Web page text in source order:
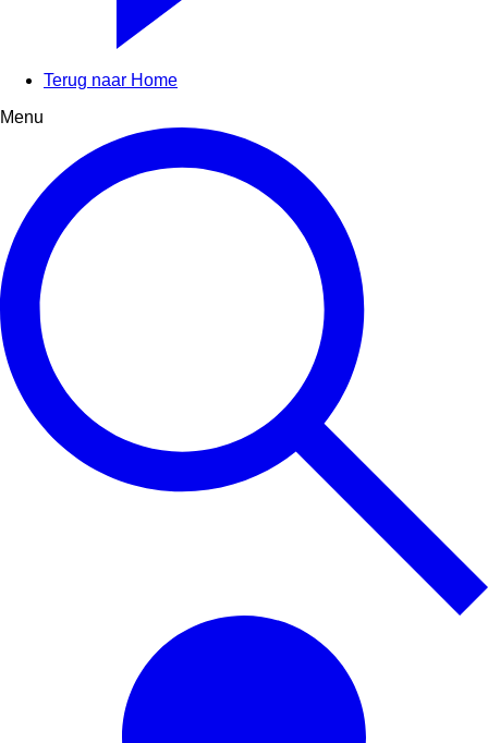
Terug naar Home
Menu